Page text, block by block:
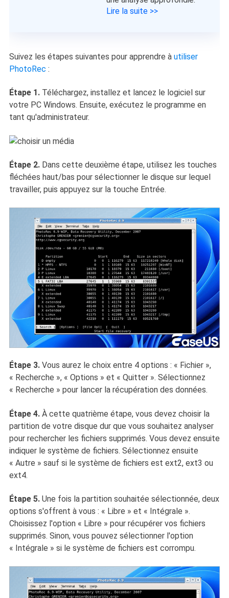
Lire la suite >>
Suivez les étapes suivantes pour apprendre à utiliser
PhotoRec :
Étape 1.Téléchargez, installez et lancez le logiciel sur
votre PC Windows. Ensuite, exécutez le programme en
tant qu'administrateur.
Étape 2.Dans cette deuxième étape, utilisez les touches
fléchées haut/bas pour sélectionner le disque sur lequel
travailler, puis appuyez sur la touche Entrée.
Étape 3.Vous aurez le choix entre 4 options : « Fichier »,
« Recherche », « Options » et « Quitter ». Sélectionnez
« Recherche » pour lancer la récupération des données.
Étape 4.À cette quatrième étape, vous devez choisir la
partition de votre disque dur que vous souhaitez analyser
pour rechercher les fichiers supprimés. Vous devez ensuite
indiquer le système de fichiers. Sélectionnez ensuite
« Autre » sauf si le système de fichiers est ext2, ext3 ou
ext4.
Étape 5.Une fois la partition souhaitée sélectionnée, deux
options s'offrent à vous : « Libre » et « Intégrale ».
Choisissez l'option « Libre » pour récupérer vos fichiers
supprimés. Sinon, vous pouvez sélectionner l'option
« Intégrale » si le système de fichiers est corrompu.